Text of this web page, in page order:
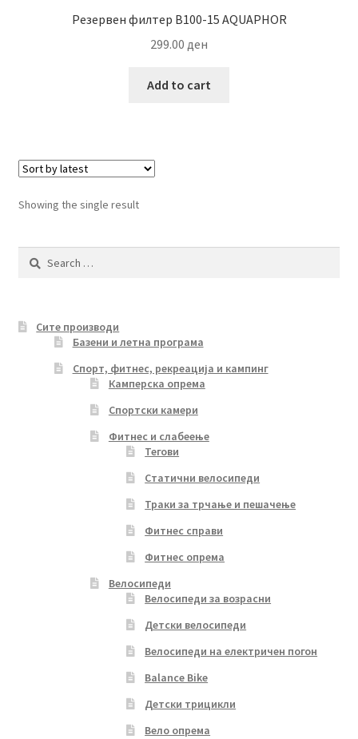
Резервен филтер B100-15 AQUAPHOR
299.00 ден
Add to cart
Showing the single result
Search
Сите производи
Базени и летна програма
Спорт, фитнес, рекреација и кампинг
Камперска опрема
Спортски камери
Фитнес и слабеење
Тегови
Статични велосипеди
Траки за трчање и пешачење
Фитнес справи
Фитнес опрема
Велосипеди
Велосипеди за возрасни
Детски велосипеди
Велосипеди на електричен погон
Balance Bike
Детски трицикли
Вело опрема